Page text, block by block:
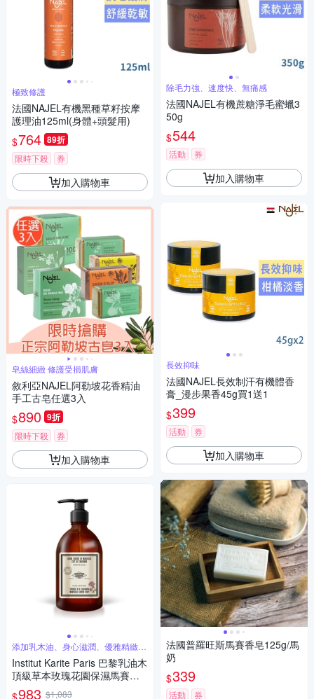
極致修護
法國NAJEL有機黑種草籽按摩
護理油125ml(身體+頭髮用)
$764 89折
限時下殺 券
加入購物車
皂絲細緻 修護受損肌膚
敘利亞NAJEL阿勒坡花香精油
手工古皂任選3入
$890 9折
限時下殺 券
加入購物車
添加乳木油、身心滋潤、優雅精緻的
玫瑰氣息
Institut Karite Paris 巴黎乳油木
頂級草本玫瑰花園保濕馬賽液
體皂 500ml
983 $1,083
除毛力強、速度快、無痛感
法國NAJEL有機蔗糖淨毛蜜蠟3
50g
$544
活動 券
加入購物車
長效抑味
法國NAJEL長效制汗有機體香
膏_漫步果香45g買1送1
$399
活動 券
加入購物車
法國普羅旺斯馬賽香皂125g/馬
奶
$339
活動 券